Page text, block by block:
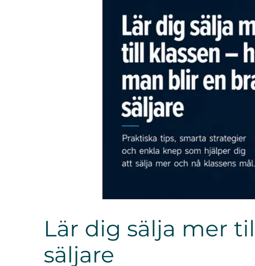
Lär dig sälja mer
säljare